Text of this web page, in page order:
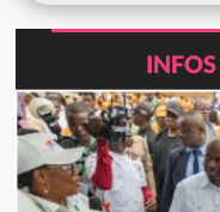
INFOS